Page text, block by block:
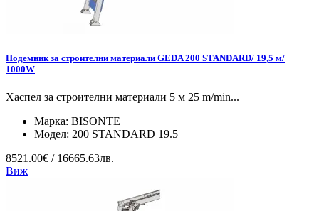
Подемник за строителни материали GEDA 200 STANDARD/ 19,5 м/
1000W
Хаспел за строителни материали 5 м 25 m/min...
Марка: BISONTE
Модел: 200 STANDARD 19.5
8521.00€ / 16665.63лв.
Виж